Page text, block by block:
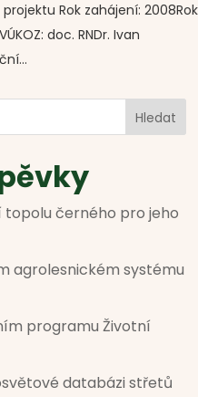
Rok zahájení: 2008Rok
doc. RNDr. Ivan
Hledat
topolu černého pro jeho
agrolesnickém systému
programu Životní
databázi střetů